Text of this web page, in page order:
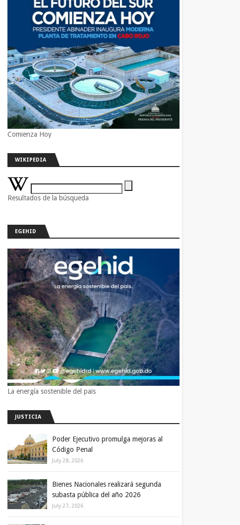
Comienza Hoy
WIKIPEDIA
Resultados de la búsqueda
EGEHID
La energía sostenible del pais
JUSTICIA
Poder Ejecutivo promulga mejoras al
Código Penal
July 28, 2026
Bienes Nacionales realizará segunda
subasta pública del año 2026
July 27, 2026